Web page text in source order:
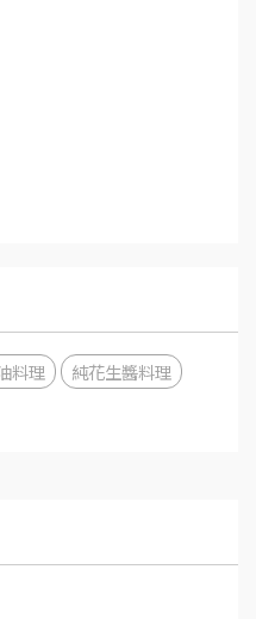
料理
純花生醬料理